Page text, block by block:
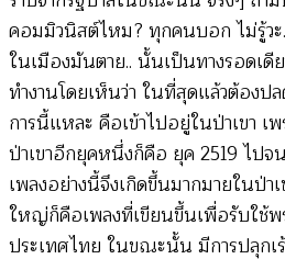
คอมมิวนิสต์ไหม? ทุกคนบอก ไม่รู้ว
ในเมืองมันตาย.. นั้นเป็นทางรอดเดี
ทำงานโดยเห็นว่า ในที่สุดแล้วต้องป
การนี้แหละ คือเข้าไปอยู่ในป่าเขา เ
ป่าเขาอีกยุคหนึ่งก็คือ ยุค 2519 ไป
เพลงอย่างนี้จึงเกิดขึ้นมากมายในป่า
ใหญ่ก็คือเพลงที่เขียนขึ้นเพื่อรับใช้
ประเทศไทย ในขณะนั้น มีการปลุกเ